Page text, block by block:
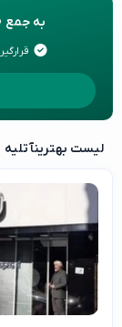
به جمع
لیست بهترین